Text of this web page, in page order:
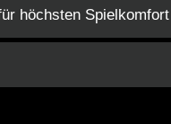
höchsten Spielkomfort